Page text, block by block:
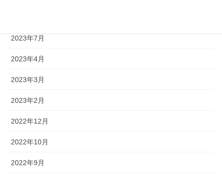
2023年7月
2023年4月
2023年3月
2023年2月
2022年12月
2022年10月
2022年9月